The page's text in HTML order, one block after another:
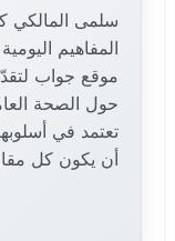
سلمى المالكي
المفاهيم
موقع جواب
حول الصحة
تعتمد في
أن يكون كل